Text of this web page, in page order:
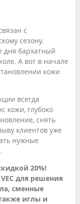
с
сезону.
дня бархатный
А вот в начале
кожи
всегда
кожи, глубоко
снять
клиентов уже
нужные
20%!
для решения
сменные
иглы и